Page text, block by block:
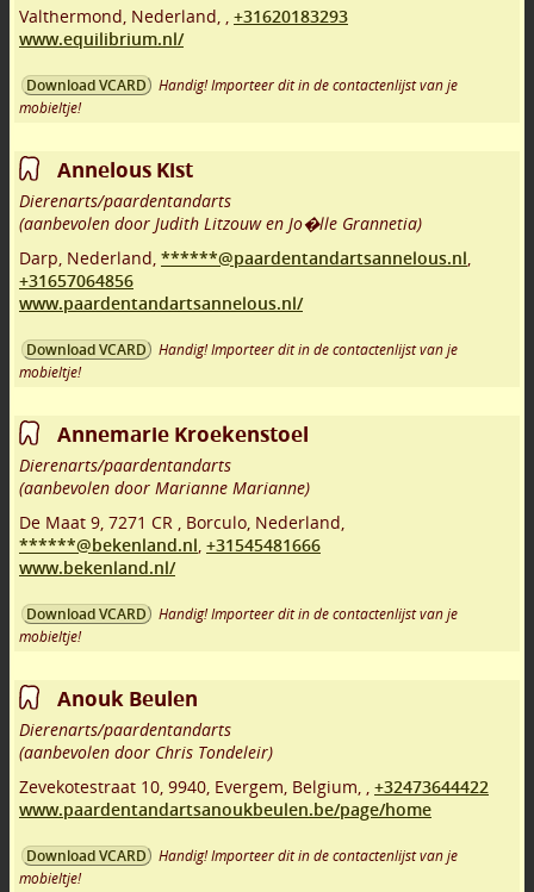
Valthermond Nederland,
+31620183293
www.equilibrium.nl/
Download VCARD
Handig! Importeer dit in de contactenlijst van je
mobieltje!
Annelous Kist
Dierenarts/paardentandarts
(aanbevolen door Judith Litzouw en Jo�lle Grannetia)
Darp Nederland, ******@paardentandartsannelous.nl
+31657064856
www.paardentandartsannelous.nl/
Download VCARD
Handig! Importeer dit in de contactenlijst van je
mobieltje!
Annemarie Kroekenstoel
Dierenarts/paardentandarts
(aanbevolen door Marianne Marianne)
De Maat 9 7271 CR Borculo Nederland,
******@bekenland.nl +31545481666
www.bekenland.nl/
Download VCARD
Handig! Importeer dit in de contactenlijst van je
mobieltje!
Anouk Beulen
Dierenarts/paardentandarts
(aanbevolen door Chris Tondeleir)
Zevekotestraat 10 9940 Evergem Belgium,
+32473644422
www.paardentandartsanoukbeulen.be/page/home
Download VCARD
Handig! Importeer dit in de contactenlijst van je
mobieltje!